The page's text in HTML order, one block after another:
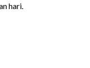
hari.